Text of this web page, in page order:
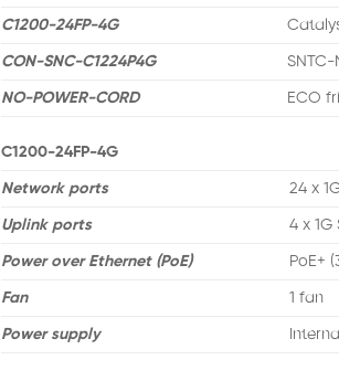
C1200-24FP-4G
CON-SNC-C1224P4G SNTC-
NO-POWER-CORD ECO
C1200-24FP-4G
Network ports 24 x
Uplink ports 4 x 1G
Power over Ethernet (PoE) PoE+
Fan 1 fan
Power supply